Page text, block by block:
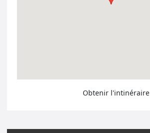
Obtenir l'intinéraire